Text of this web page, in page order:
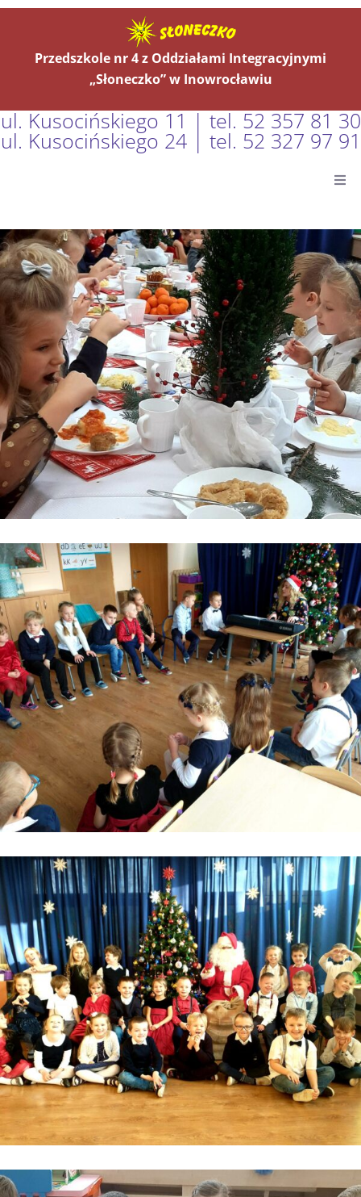
Przedszkole nr 4 z Oddziałami Integracyjnymi
„Słoneczko” w Inowrocławiu
ul. Kusocińskiego 11 | tel. 52 357 81 30
ul. Kusocińskiego 24 | tel. 52 327 97 91
Aktualności
O Nas
Grupy
Kontakt